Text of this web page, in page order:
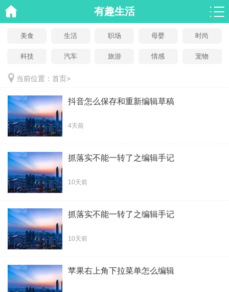
有趣生活
美食 生活 职场 母婴 时尚
科技 汽车 旅游 情感 宠物
当前位置： 首页>
抖音怎么保存和重新编辑草稿
4天前
抓落实不能一转了之编辑手记
10天前
抓落实不能一转了之编辑手记
10天前
苹果右上角下拉菜单怎么编辑